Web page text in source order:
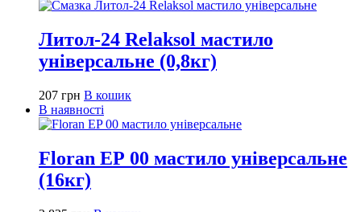
Литол-24 Relaksol мастило
універсальне (0,8кг)
207 грн В кошик
В наявності
Floran ЕР 00 мастило універсальне
(16кг)